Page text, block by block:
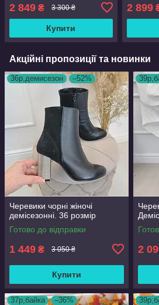
2 849 ₴ 3 300 ₴
Купити
2 899
Акційні пропозиції та новинки
36р,демисезон –52%
Черевики чорні жіночі
демісезонні. 36 розмір
Готово до відправки
1 449 ₴ 3 050 ₴
Купити
2
37р,байка –36%